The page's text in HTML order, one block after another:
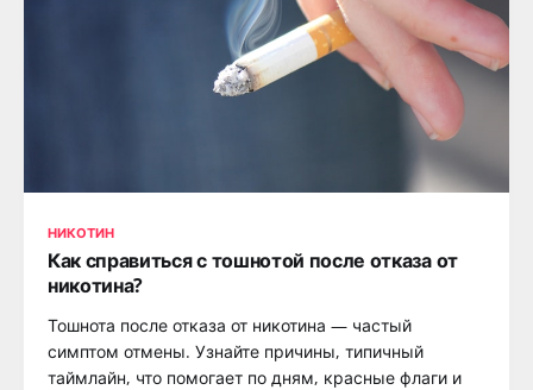
НИКОТИН
Как справиться с тошнотой после отказа от
никотина?
Тошнота после отказа от никотина — частый
симптом отмены. Узнайте причины, типичный
таймлайн, что помогает по дням, красные флаги и